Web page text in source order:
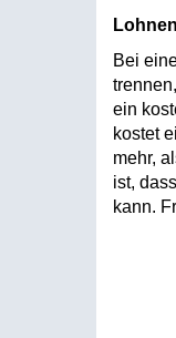
Bei
ein
kostet
mehr,
ist,
kann.